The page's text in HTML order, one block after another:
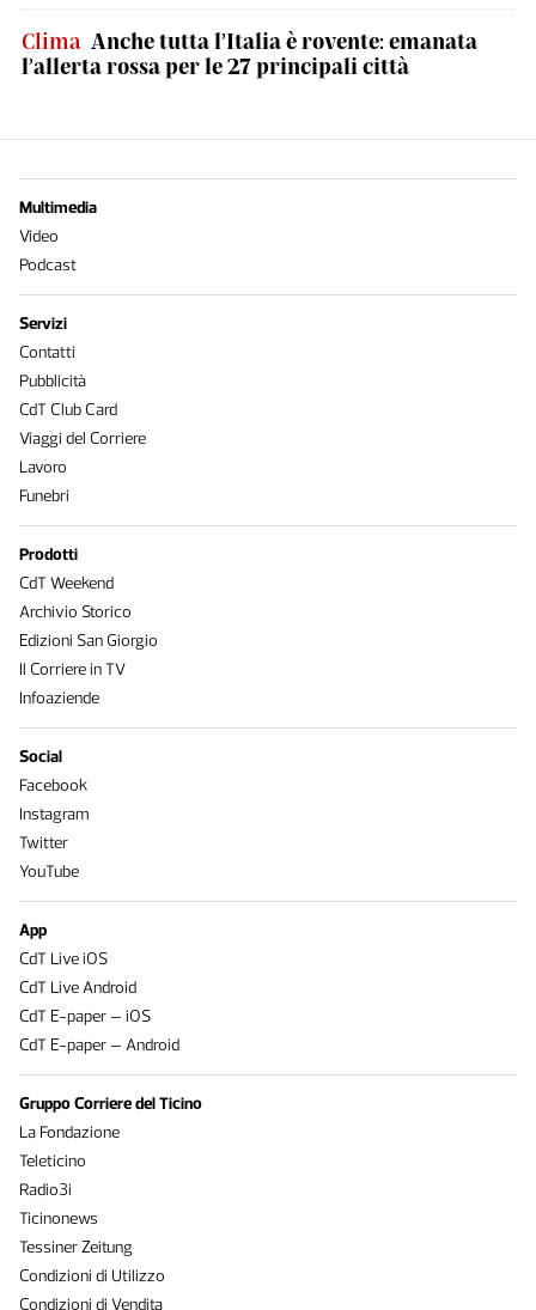
Clima Anche tutta l’Italia è rovente: emanata
l’allerta rossa per le 27 principali città
Multimedia
Video
Podcast
Servizi
Contatti
Pubblicità
CdT Club Card
Viaggi del Corriere
Lavoro
Funebri
Prodotti
CdT Weekend
Archivio Storico
Edizioni San Giorgio
Il Corriere in TV
Infoaziende
Social
Facebook
Instagram
Twitter
YouTube
App
CdT Live iOS
CdT Live Android
CdT E-paper – iOS
CdT E-paper – Android
Gruppo Corriere del Ticino
La Fondazione
Teleticino
Radio3i
Ticinonews
Tessiner Zeitung
Condizioni di Utilizzo
Condizioni di Vendita